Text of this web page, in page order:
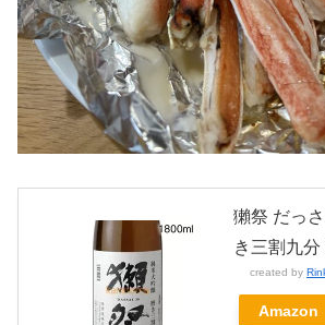
獺祭 だっ
き三割九分
created by
Amazon